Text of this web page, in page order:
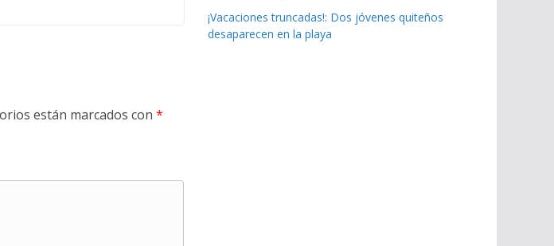
están marcados con *
¡Vacaciones truncadas!: Dos jóvenes quiteños
desaparecen en la playa